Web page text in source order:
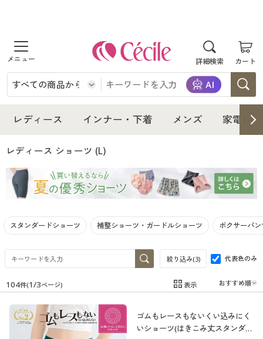
詳細検索 カート
商品を探す
レディース
レディースファッション
女性下着
インナー・下着
インナー・下着通販すべて
女性下着
メンズ
メンズ通販すべて
家電・雑貨
寝具・ベッド
美容・健康・サプリメント
制服・スクールすべて
大きいサイズ
レディース インナー・下着 メンズ 家電・
レディース ショーツ (L)
スタンダードショーツ 補整ショーツ・ガードルショーツ ボクサーパン
絞り込み(3) 代表色のみ
在庫 在庫のある商品のみ表示
カテゴリ
104件(1/3ページ) 表示
ゴムもレースもないくい込みにく
いショーツ(はきこみ丈スタンダー